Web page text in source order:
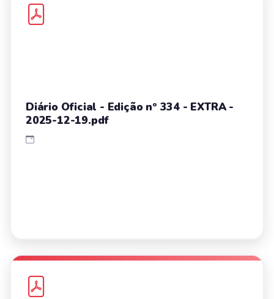
Diário Oficial - Edição nº 334 - EXTRA -
2025-12-19.pdf